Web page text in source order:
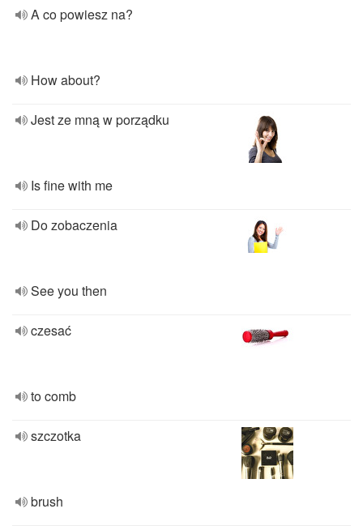
A co powiesz na?
How about?
Jest ze mną w porządku
Is fine with me
Do zobaczenia
See you then
czesać
to comb
szczotka
brush